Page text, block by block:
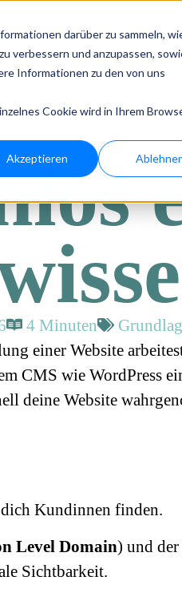
darüber zu sammeln,
verbessern und anzupassen,
Informationen zu den von uns
Cookie wird in Ihrem
Akzeptieren
Blog Kontakt
4 Minuten
einer Website
CMS wie WordPress
deine Website
Kundinnen finden.
Level Domain) und der
Sichtbarkeit.